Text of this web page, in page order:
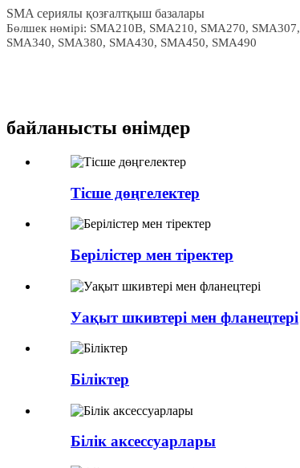
SMA сериялы қозғалтқыш базалары
Бөлшек нөмірі: SMA210B, SMA210, SMA270, SMA307,
SMA340, SMA380, SMA430, SMA450, SMA490
байланысты өнімдер
Тісше дөңгелектер
Берілістер мен тіректер
Уақыт шкивтері мен фланецтері
Біліктер
Білік аксессуарлары